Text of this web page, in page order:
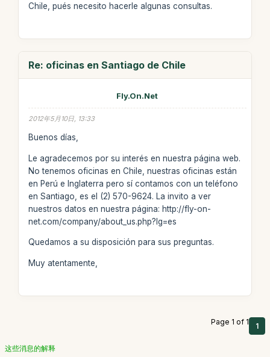
Chile, pués necesito hacerle algunas consultas.
Re: oficinas en Santiago de Chile
Fly.On.Net
2012年5月10日, 13:33
Buenos días,
Le agradecemos por su interés en nuestra página web.
No tenemos oficinas en Chile, nuestras oficinas están
en Perú e Inglaterra pero sí contamos con un teléfono
en Santiago, es el (2) 570-9624. La invito a ver
nuestros datos en nuestra página: http://fly-on-
net.com/company/about_us.php?lg=es
Quedamos a su disposición para sus preguntas.
Muy atentamente,
Page 1 of 1 1
这些消息的解释